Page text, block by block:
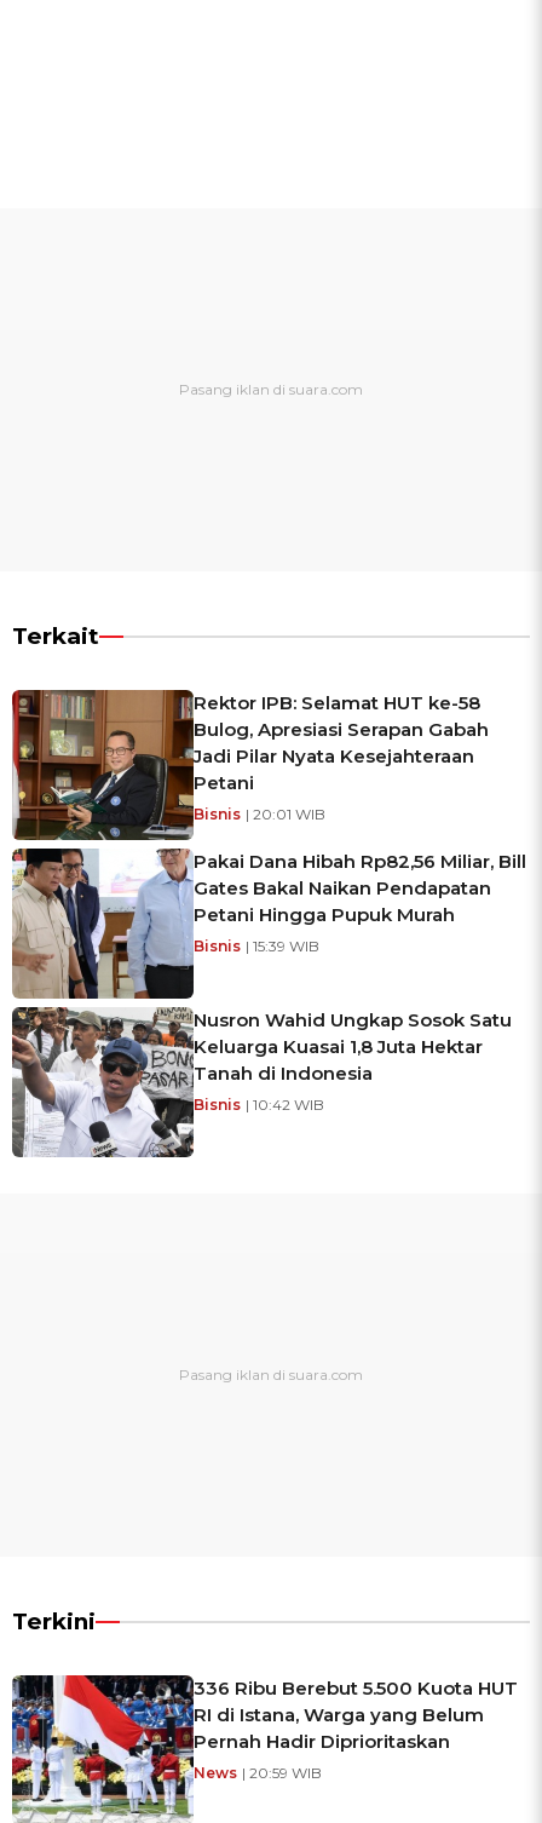
Terkait
Rektor IPB: Selamat HUT ke-58
Bulog, Apresiasi Serapan Gabah
Jadi Pilar Nyata Kesejahteraan
Petani
Bisnis | 20:01 WIB
Pakai Dana Hibah Rp82,56 Miliar, Bill
Gates Bakal Naikan Pendapatan
Petani Hingga Pupuk Murah
Bisnis | 15:39 WIB
Nusron Wahid Ungkap Sosok Satu
Keluarga Kuasai 1,8 Juta Hektar
Tanah di Indonesia
Bisnis | 10:42 WIB
Terkini
336 Ribu Berebut 5.500 Kuota HUT
RI di Istana, Warga yang Belum
Pernah Hadir Diprioritaskan
News | 20:59 WIB